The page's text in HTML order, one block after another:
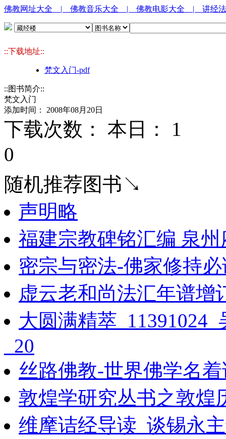
佛教网址大全 | 佛教音乐大全 | 佛教电影大全 | 讲经
::下载地址::
梵文入门-pdf
::图书简介::
梵文入门
添加时间： 2008年08月20日
下载次数： 本日： 1
0
随机推荐图书↘
声明略
福建宗教碑铭汇编 泉
密宗与密法-佛家修持
虚云老和尚法汇年谱增
大圆满精萃
_20
丝路佛教-世界佛学名
敦煌学研究丛书之敦煌
维摩诘经导读_谈锡永